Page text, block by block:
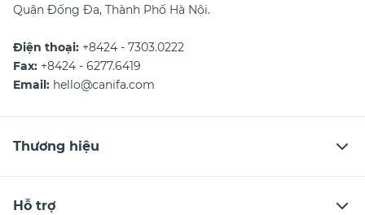
Quận Đống Đa, Thành Phố Hà Nội.
Điện thoại: +8424 - 7303.0222
Fax: +8424 - 6277.6419
Email: hello@canifa.com
Thương hiệu
Hỗ trợ